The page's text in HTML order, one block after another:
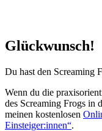
Glückwunsch!
Du hast den Screaming
Wenn du die
des Screaming Frogs in
meinen kostenlosen
Einsteiger:innen“.